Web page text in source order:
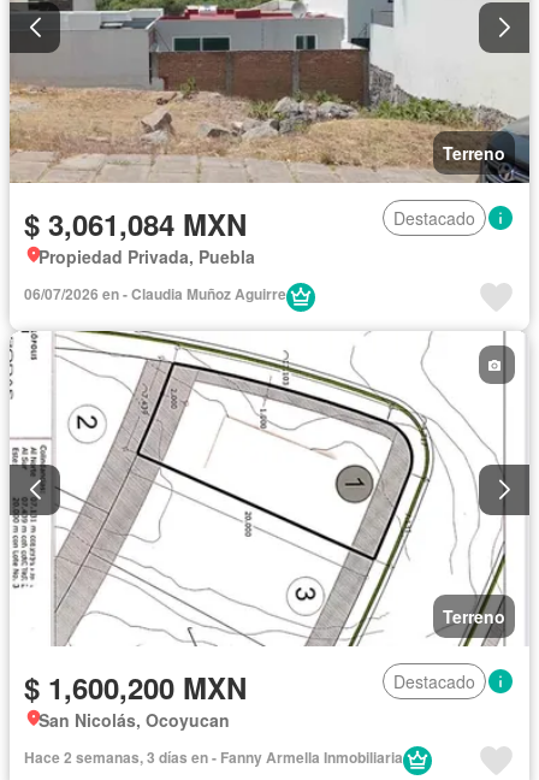
Terreno
$ 3,061,084 MXN
Destacado
Propiedad Privada, Puebla
06/07/2026 en - Claudia Muñoz Aguirre
Terreno
$ 1,600,200 MXN
Destacado
San Nicolás, Ocoyucan
Hace 2 semanas, 3 días en - Fanny Armella Inmobiliaria